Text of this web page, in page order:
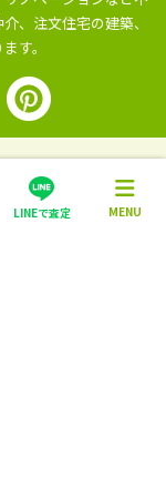
LINEで査定 MENU
、注文住宅の建築、
す。